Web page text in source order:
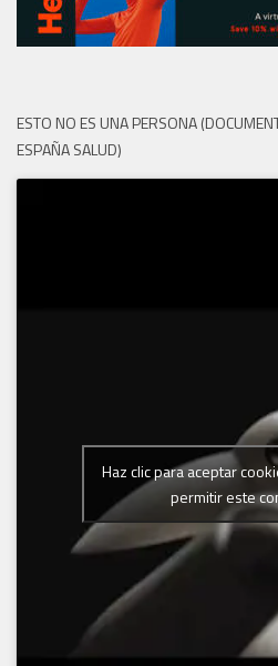
ESTO NO ES UNA PERSONA
ESPAÑA SALUD)
Haz clic para aceptar
permitir este